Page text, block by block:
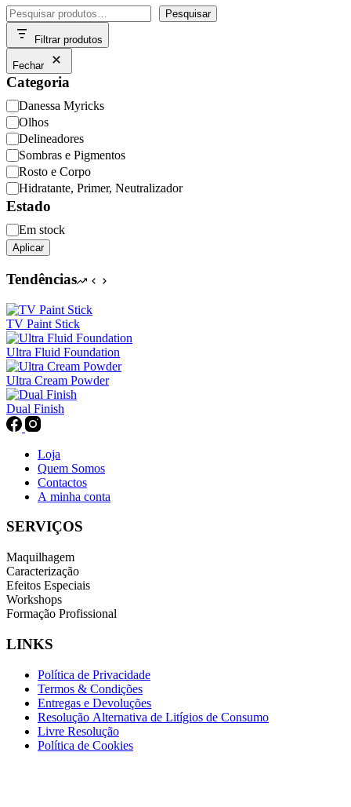
Pesquisar
Pesquisar
Filtrar produtos
Fechar
Categoria
Categoria
Danessa Myricks
Olhos
Delineadores
Sombras e Pigmentos
Rosto e Corpo
Hidratante, Primer, Neutralizador
Estado
Disponibilidade
Em stock
Aplicar
Tendências
TV Paint Stick
Ultra Fluid Foundation
Ultra Cream Powder
Dual Finish
Loja
Quem Somos
Contactos
A minha conta
SERVIÇOS
Maquilhagem
Caracterização
Efeitos Especiais
Workshops
Formação Profissional
LINKS
Política de Privacidade
Termos & Condições
Entregas e Devoluções
Resolução Alternativa de Litígios de Consumo
Livre Resolução
Política de Cookies